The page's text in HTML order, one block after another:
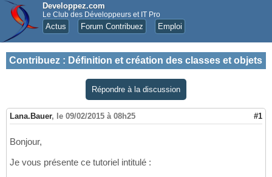
Developpez.com
Le Club des Développeurs et IT Pro
Actus Forum Contribuez Emploi
Contribuez : Définition et création des classes et objets
Répondre à la discussion
Lana.Bauer, le 09/02/2015 à 08h25 #1
Bonjour,
Je vous présente ce tutoriel intitulé :